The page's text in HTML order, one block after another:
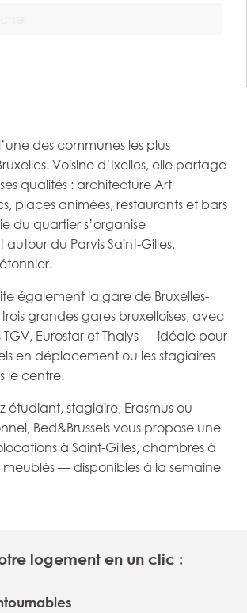
des communes les plus
Voisine d’Ixelles, elle partage
qualités : architecture Art
places animées, restaurants et bars
du quartier s’organise
du Parvis Saint-Gilles,
également la gare de Bruxelles-
grandes gares bruxelloises, avec
TGV, Eurostar et Thalys — idéale pour
en déplacement ou les stagiaires
le centre.
étudiant, stagiaire, Erasmus ou
Bed&Brussels vous propose une
à Saint-Gilles, chambres à
meublés — disponibles à la semaine
logement en un clic :